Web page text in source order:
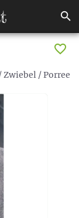
Zwiebel/Porree